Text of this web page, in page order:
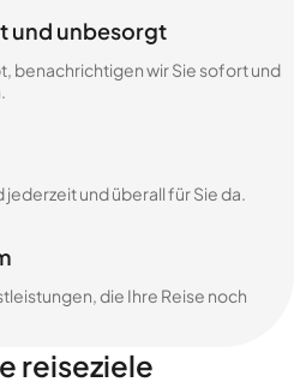
und unbesorgt
benachrichtigen wir Sie sofort und
jederzeit und überall für Sie da.
die Ihre Reise noch
reiseziele